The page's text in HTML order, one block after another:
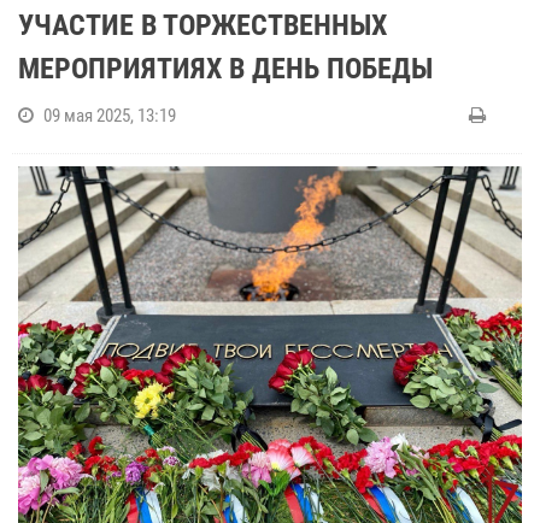
УЧАСТИЕ В ТОРЖЕСТВЕННЫХ
МЕРОПРИЯТИЯХ В ДЕНЬ ПОБЕДЫ
09 мая 2025, 13:19